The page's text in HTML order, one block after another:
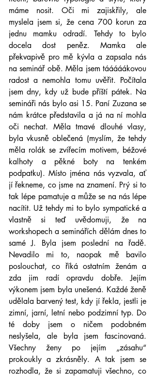
máme nosit. Oči mi zajiskřily, ale
myslela jsem si, že cena 700 korun za
jednu mamku odradí. Tehdy to bylo
docela dost peněz. Mamka ale
překvapivě pro mě kývla a zapsala nás
na seminář obě. Měla jsem tááááákovou
radost a nemohla tomu uvěřit. Počítala
jsem dny, kdy už bude příští pátek. Na
semináři nás bylo asi 15. Paní Zuzana se
nám krátce představila a já na ní mohla
oči nechat. Měla tmavé dlouhé vlasy,
byla vkusně oblečená (myslím, že tehdy
měla rolák se zvířecím motivem, béžové
kalhoty a pěkné boty na tenkém
podpatku). Místo jména nás vyzvala, ať
jí řekneme, co jsme na znamení. Prý si to
tak lépe pamatuje a může se na nás lépe
nacítit. Už tehdy mi to bylo sympatické a
vlastně si teď uvědomuji, že na
workshopech a seminářích dělám dnes to
samé J. Byla jsem poslední na řadě.
Nevadilo mi to, naopak mě bavilo
poslouchat, co říká ostatním ženám a
zda jim radí opravdu dobře. Jejím
výkonem jsem byla unešená. Každé ženě
udělala barvený test, kdy jí řekla, jestli je
zimní, jarní, letní nebo podzimní typ. Do
té doby jsem o ničem podobném
neslyšela, ale byla jsem fascinovaná.
Všechny ženy po jejím „zásahu“
prokoukly a zkrásněly. A tak jsem se
rozhodla, že si zapamatuji všechno, co